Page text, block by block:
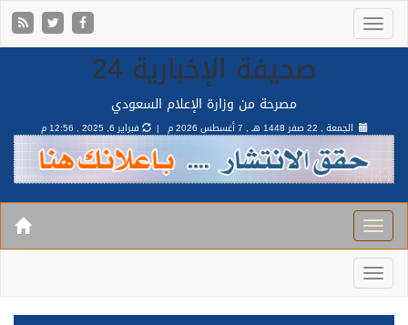
صحيفة الإخبارية 24
مصرحة من وزارة الإعلام السعودي
الجمعة , 22 صفر 1448 هـ , 7 أغسطس 2026 م | فبراير 6, 2025 , 12:56 م
البيان المشترك لقمة مكة المكرمة للدفاع المشترك بين المملكة وتركيا وباكستان